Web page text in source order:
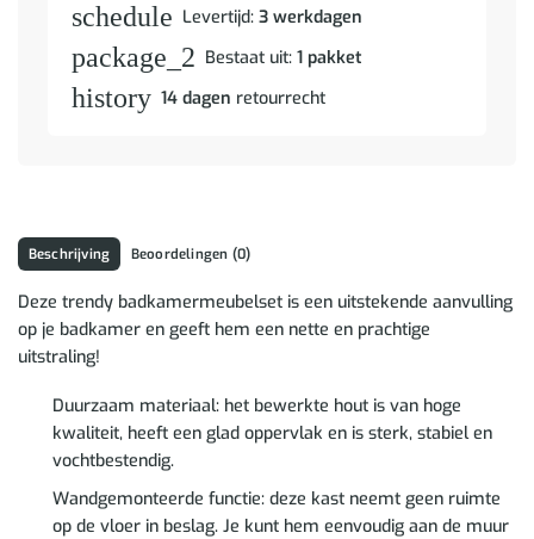
schedule Levertijd: 3 werkdagen
package_2 Bestaat uit: 1 pakket
history 14 dagen retourrecht
Beschrijving Beoordelingen (0)
Deze trendy badkamermeubelset is een uitstekende aanvulling
op je badkamer en geeft hem een nette en prachtige
uitstraling!
Duurzaam materiaal: het bewerkte hout is van hoge
kwaliteit, heeft een glad oppervlak en is sterk, stabiel en
vochtbestendig.
Wandgemonteerde functie: deze kast neemt geen ruimte
op de vloer in beslag. Je kunt hem eenvoudig aan de muur